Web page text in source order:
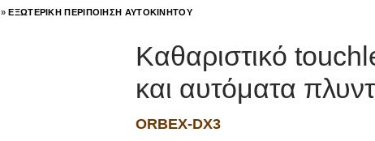
»ΕΞΩΤΕΡΙΚΗ ΠΕΡΙΠΟΙΗΣΗ ΑΥΤΟΚΙΝΗΤΟΥ
Καθαριστικό
και αυτόματα
ORBEX-DX3